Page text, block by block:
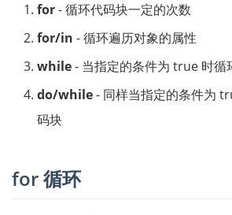
for- 循环代码块一定的次数
for/in - 循环遍历对象的属性
while- 当指定的条件为 true 时循
do/while- 同样当指定的条件为
码块
for 循环